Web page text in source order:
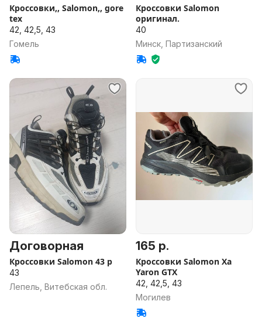
Кроссовки,, Salomon,, gore
tex
42, 42,5, 43
Гомель
Кроссовки Salomon
оригинал.
40
Минск, Партизанский
Договорная
Кроссовки Salomon 43 р
43
Лепель, Витебская обл.
165 р.
Кроссовки Salomon Xa
Yaron GTX
42, 42,5, 43
Могилев